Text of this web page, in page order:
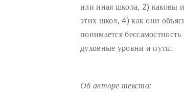
или иная школа, 2) каковы
этих школ, 4) как они
понимается
духовные уровни и пути.
Об авторе текста: